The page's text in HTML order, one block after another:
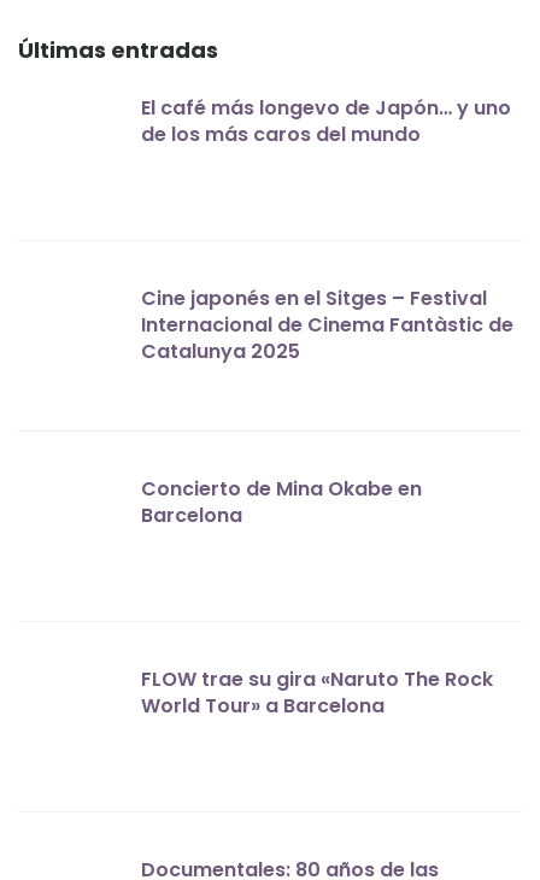
Últimas entradas
El café más longevo de Japón… y uno
de los más caros del mundo
Cine japonés en el Sitges – Festival
Internacional de Cinema Fantàstic de
Catalunya 2025
Concierto de Mina Okabe en
Barcelona
FLOW trae su gira «Naruto The Rock
World Tour» a Barcelona
Documentales: 80 años de las